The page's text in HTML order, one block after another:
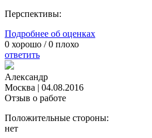
Перспективы:
Подробнее об оценках
0 хорошо /0 плохо
ответить
Александр
Москва | 04.08.2016
Отзыв о работе
Положительные стороны:
нет